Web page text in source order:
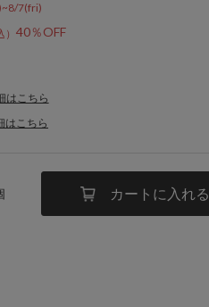
7(fri)
40％OFF
はこちら
カートに入れる
はこちら